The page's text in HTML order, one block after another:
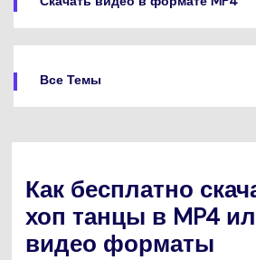
Все Темы
Как бесплатно
хоп танцы в MP4
видео форматы